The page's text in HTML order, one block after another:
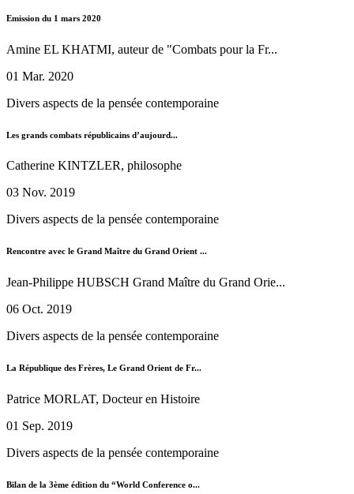
Emission du 1 mars 2020
Amine EL KHATMI, auteur de "Combats pour la Fr...
01 Mar. 2020
Divers aspects de la pensée contemporaine
Les grands combats républicains d’aujourd...
Catherine KINTZLER, philosophe
03 Nov. 2019
Divers aspects de la pensée contemporaine
Rencontre avec le Grand Maître du Grand Orient ...
Jean-Philippe HUBSCH Grand Maître du Grand Orie...
06 Oct. 2019
Divers aspects de la pensée contemporaine
La République des Frères, Le Grand Orient de Fr...
Patrice MORLAT, Docteur en Histoire
01 Sep. 2019
Divers aspects de la pensée contemporaine
Bilan de la 3ème édition du “World Conference o...